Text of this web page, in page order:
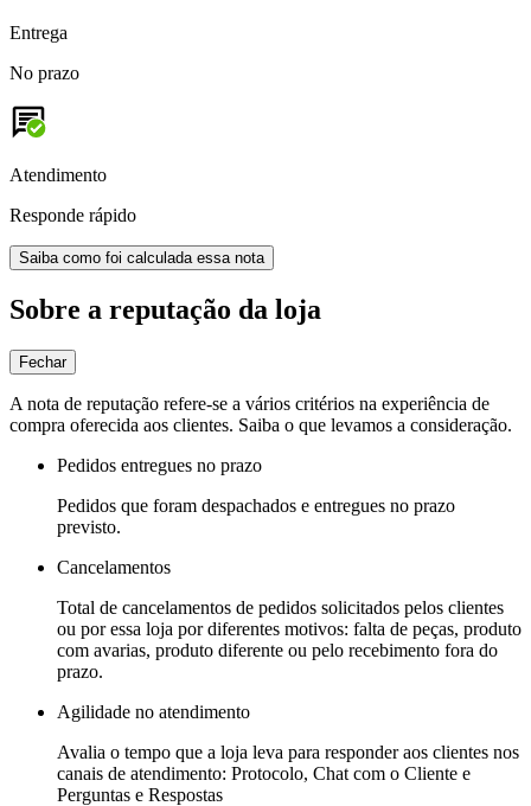
Entrega
No prazo
Atendimento
Responde rápido
Saiba como foi calculada essa nota
Sobre a reputação da loja
Fechar
A nota de reputação refere-se a vários critérios na experiência de
compra oferecida aos clientes. Saiba o que levamos a consideração.
Pedidos entregues no prazo
Pedidos que foram despachados e entregues no prazo
previsto.
Cancelamentos
Total de cancelamentos de pedidos solicitados pelos clientes
ou por essa loja por diferentes motivos: falta de peças, produto
com avarias, produto diferente ou pelo recebimento fora do
prazo.
Agilidade no atendimento
Avalia o tempo que a loja leva para responder aos clientes nos
canais de atendimento: Protocolo, Chat com o Cliente e
Perguntas e Respostas